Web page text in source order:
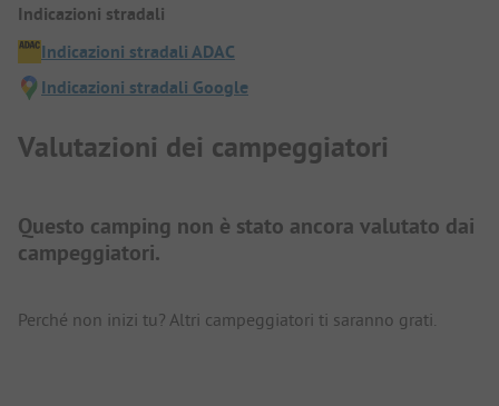
Indicazioni stradali
Indicazioni stradali ADAC
Indicazioni stradali Google
Valutazioni dei campeggiatori
Questo camping non è stato ancora valutato dai
campeggiatori.
Perché non inizi tu? Altri campeggiatori ti saranno grati.